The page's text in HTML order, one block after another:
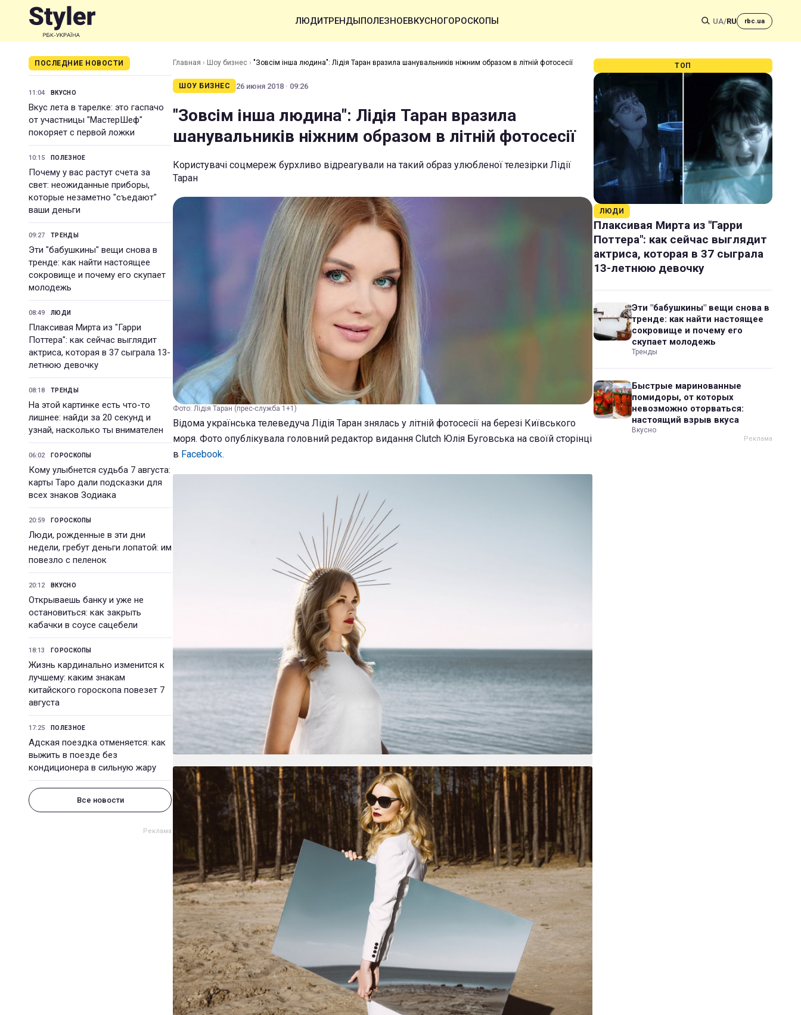
ЛЮДИТРЕНДЫПОЛЕЗНОЕВКУСНОГОРОСКОПЫ UA/RU rbc.ua
ПОСЛЕДНИЕ НОВОСТИ
11:04 ВКУСНО
Вкус лета в тарелке: это гаспачо
от участницы "МастерШеф"
покоряет с первой ложки
10:15 ПОЛЕЗНОЕ
Почему у вас растут счета за
свет: неожиданные приборы,
которые незаметно "съедают"
ваши деньги
09:27 ТРЕНДЫ
Эти "бабушкины" вещи снова в
тренде: как найти настоящее
сокровище и почему его скупает
молодежь
08:49 ЛЮДИ
Плаксивая Мирта из "Гарри
Поттера": как сейчас выглядит
актриса, которая в 37 сыграла 13-
летнюю девочку
08:18 ТРЕНДЫ
На этой картинке есть что-то
лишнее: найди за 20 секунд и
узнай, насколько ты внимателен
06:02 ГОРОСКОПЫ
Кому улыбнется судьба 7 августа:
карты Таро дали подсказки для
всех знаков Зодиака
20:59 ГОРОСКОПЫ
Люди, рожденные в эти дни
недели, гребут деньги лопатой: им
повезло с пеленок
20:12 ВКУСНО
Открываешь банку и уже не
остановиться: как закрыть
кабачки в соусе сацебели
18:13 ГОРОСКОПЫ
Жизнь кардинально изменится к
лучшему: каким знакам
китайского гороскопа повезет 7
августа
17:25 ПОЛЕЗНОЕ
Адская поездка отменяется: как
выжить в поезде без
кондиционера в сильную жару
Все новости
Главная › Шоу бизнес › "Зовсім інша людина": Лідія Таран вразила шанувальників ніжним образом в літній фотосесії
ШОУ БИЗНЕС 26 июня 2018 · 09:26
"Зовсім інша людина": Лідія Таран вразила
шанувальників ніжним образом в літній фотосесії
Користувачі соцмереж бурхливо відреагували на такий образ улюбленої телезірки Лідії
Таран
Фото: Лідія Таран (прес-служба 1+1)
Відома українська телеведуча Лідія Таран знялась у літній фотосесії на березі Київського
моря. Фото опублікувала головний редактор видання Clutch Юлія Буговська на своїй сторінці
в Facebook.
ТОП
ЛЮДИ
Плаксивая Мирта из "Гарри
Поттера": как сейчас выглядит
актриса, которая в 37 сыграла
13-летнюю девочку
Эти "бабушкины" вещи снова в
тренде: как найти настоящее
сокровище и почему его
скупает молодежь
Тренды
Быстрые маринованные
помидоры, от которых
невозможно оторваться:
настоящий взрыв вкуса
Вкусно